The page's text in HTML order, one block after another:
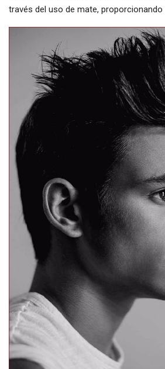
través del uso de mate,